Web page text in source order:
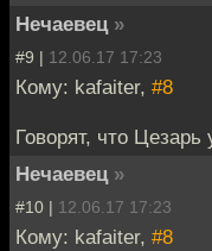
Нечаевец »
#9 | 12.06.17 17:23
Кому: kafaiter, #8
Говорят, что
Нечаевец »
#10 | 12.06.17 17:23
Кому: kafaiter, #8